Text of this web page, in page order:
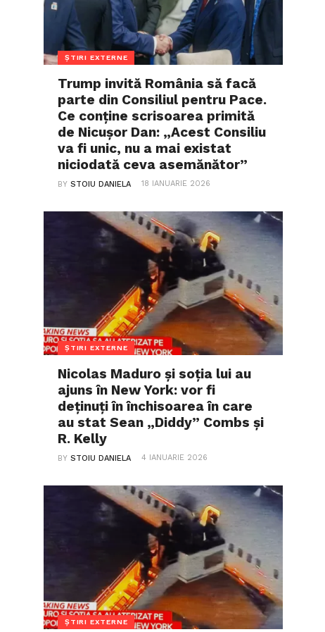
ȘTIRI EXTERNE
Trump invită România să facă
parte din Consiliul pentru Pace.
Ce conține scrisoarea primită
de Nicușor Dan: „Acest Consiliu
va fi unic, nu a mai existat
niciodată ceva asemănător”
BYSTOIU DANIELA 18 IANUARIE 2026
ȘTIRI EXTERNE
Nicolas Maduro și soția lui au
ajuns în New York: vor fi
deținuți în închisoarea în care
au stat Sean „Diddy” Combs și
R. Kelly
BYSTOIU DANIELA 4 IANUARIE 2026
ȘTIRI EXTERNE